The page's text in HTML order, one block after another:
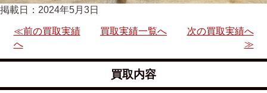
掲載日：2024年5月3日
≪前の買取実績
へ
買取実績一覧へ
次の買取実績へ
≫
買取内容